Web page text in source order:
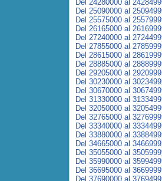
Del 24280000 al
Del 25090000 al
Del 25575000 al
Del 26165000 al
Del 27240000 al
Del 27855000 al
Del 28615000 al
Del 28885000 al
Del 29205000 al
Del 30230000 al
Del 30670000 al
Del 31330000 al
Del 32050000 al
Del 32765000 al
Del 33340000 al
Del 33880000 al
Del 34665000 al
Del 35055000 al
Del 35990000 al
Del 36695000 al
Del 37690000 al